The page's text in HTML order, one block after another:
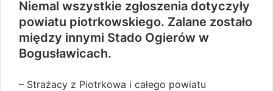
Niemal wszystkie zgłoszenia dotyczyły
powiatu piotrkowskiego. Zalane zostało
między innymi Stado Ogierów w
Bogusławicach.
– Strażacy z Piotrkowa i całego powiatu